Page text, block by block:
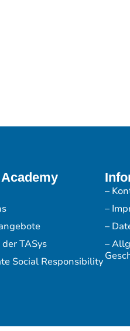
TASys
Social Responsibility
–
–
–
–